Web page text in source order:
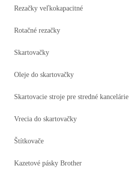
Rezačky veľkokapacitné
Rotačné rezačky
Skartovačky
Oleje do skartovačky
Skartovacie stroje pre stredné kancelárie
Vrecia do skartovačky
Štítkovače
Kazetové pásky Brother